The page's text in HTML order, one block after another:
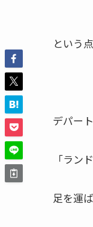
という点
デパー
「ラン
足を運